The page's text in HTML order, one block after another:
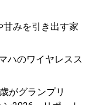
みを引き出す家
ハのワイヤレスス
がグランプリ